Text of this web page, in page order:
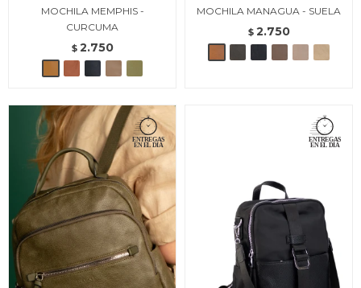
MOCHILA MEMPHIS -
CURCUMA
$ 2.750
MOCHILA MANAGUA - SUELA
$ 2.750